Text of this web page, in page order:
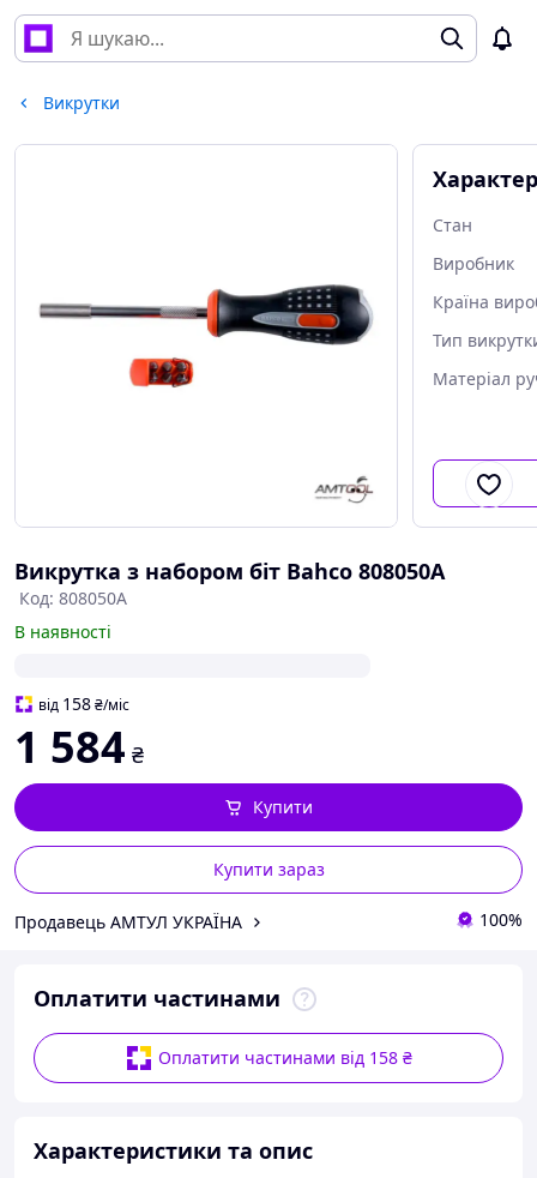
Викрутки
Стан
Виробник
Країна
Тип
Матеріал
Викрутка з набором біт Bahco 808050A
Код: 808050A
В наявності
від 158₴/міс
1 584 ₴
Купити зараз
Купити
Продавець АМТУЛ УКРАЇНА 100%
Оплатити частинами
Оплатити частинами від 158 ₴
Характеристики та опис